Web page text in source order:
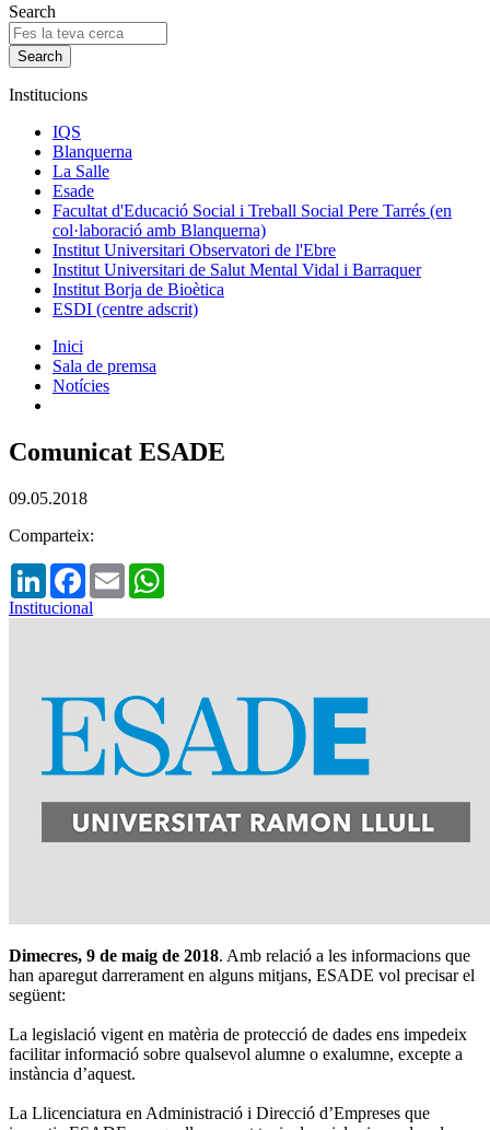
Search
Institucions
IQS
Blanquerna
La Salle
Esade
Facultat d'Educació Social i Treball Social Pere Tarrés (en
col·laboració amb Blanquerna)
Institut Universitari Observatori de l'Ebre
Institut Universitari de Salut Mental Vidal i Barraquer
Institut Borja de Bioètica
ESDI (centre adscrit)
Inici
Sala de premsa
Notícies
Comunicat ESADE
09.05.2018
Comparteix:
LinkedInFacebook
Email
Institucional
Dimecres, 9 de maig de 2018. Amb relació a les informacions que
han aparegut darrerament en alguns mitjans, ESADE vol precisar el
següent:
La legislació vigent en matèria de protecció de dades ens impedeix
facilitar informació sobre qualsevol alumne o exalumne, excepte a
instància d’aquest.
La Llicenciatura en Administració i Direcció d’Empreses que